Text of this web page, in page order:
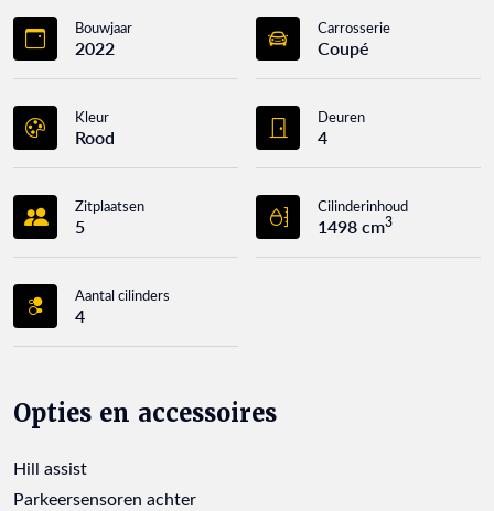
Bouwjaar
2022
Carrosserie
Coupé
Kleur
Rood
Deuren
4
Zitplaatsen
5
Cilinderinhoud
1498 cm3
Aantal cilinders
4
Opties en accessoires
Hill assist
Parkeersensoren achter